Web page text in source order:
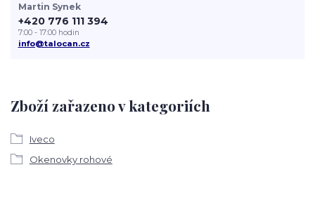
Zboží zařazeno v kategoriích
Iveco
Okenovky rohové
Martin Synek
+420 776 111 394
7:00 - 17:00 hodin
info@talocan.cz